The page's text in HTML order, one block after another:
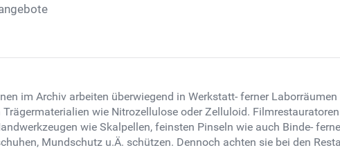
im Archiv arbeiten überwiegend in Werkstatt- ferner
wie Nitrozellulose oder Zelluloid.
wie Skalpellen, feinsten Pinseln wie auch Binde-
Mundschutz u.Ä. schützen. Dennoch achten sie bei den